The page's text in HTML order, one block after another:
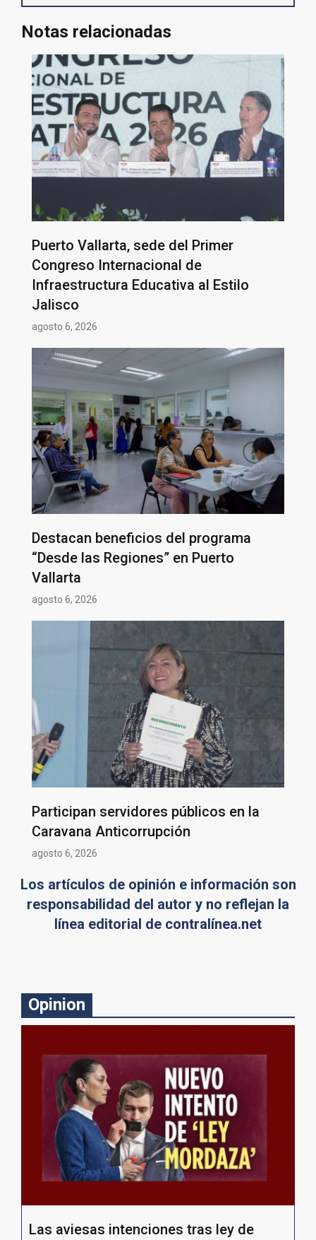
Notas relacionadas
Puerto Vallarta, sede del Primer
Congreso Internacional de
Infraestructura Educativa al Estilo
Jalisco
agosto 6, 2026
Destacan beneficios del programa
“Desde las Regiones” en Puerto
Vallarta
agosto 6, 2026
Participan servidores públicos en la
Caravana Anticorrupción
agosto 6, 2026
Los artículos de opinión e información son
responsabilidad del autor y no reflejan la
línea editorial de contralínea.net
Opinion
Las aviesas intenciones tras ley de